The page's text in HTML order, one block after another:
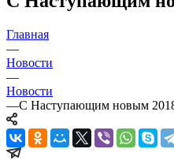
Главная
—
Новости
—
Новости
—С Наступающим новым